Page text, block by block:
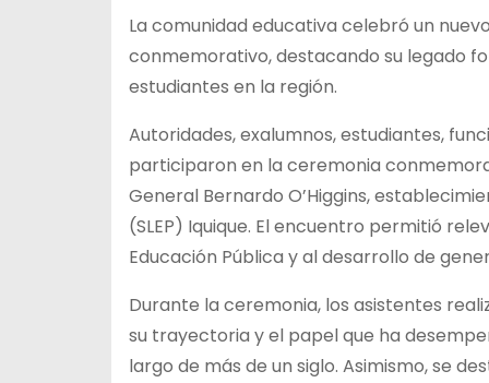
La comunidad educativa celebró un
conmemorativo, destacando su legado
estudiantes en la región.
Autoridades, exalumnos, estudiantes,
participaron en la ceremonia
General Bernardo O’Higgins,
(SLEP) Iquique. El encuentro permitió
Educación Pública y al desarrollo de
Durante la ceremonia, los asistentes
su trayectoria y el papel que ha
largo de más de un siglo. Asimismo, se